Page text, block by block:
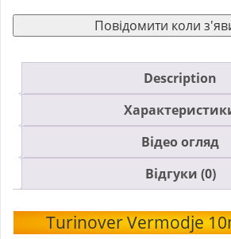
Повідомити коли
Description
Відео огляд
Відгуки (0)
Turinover Vermodje